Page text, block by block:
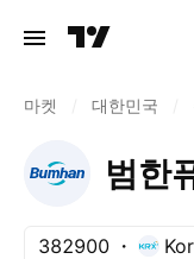
마켓 대한민국
범한
382900